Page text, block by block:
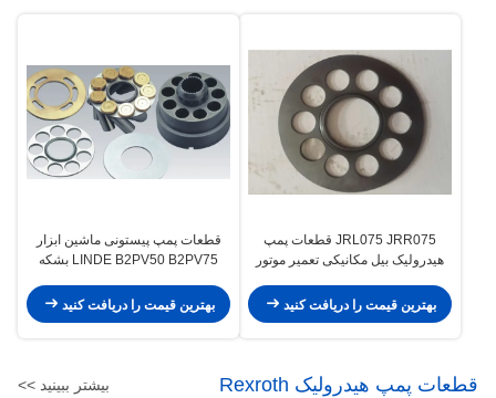
JRL075 JRR075 قطعات پمپ
هیدرولیک بیل مکانیکی تعمیر موتور
بهترین قیمت را دریافت کنید
قطعات پمپ پیستونی ماشین ابزار
LINDE B2PV50 B2PV75 بشکه
بهترین قیمت را دریافت کنید
قطعات پمپ هیدرولیک Rexroth بیشتر ببینید >>